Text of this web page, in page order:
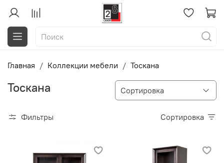
Главная Коллекции мебели Тоскана
Тоскана
Фильтры Сортировка